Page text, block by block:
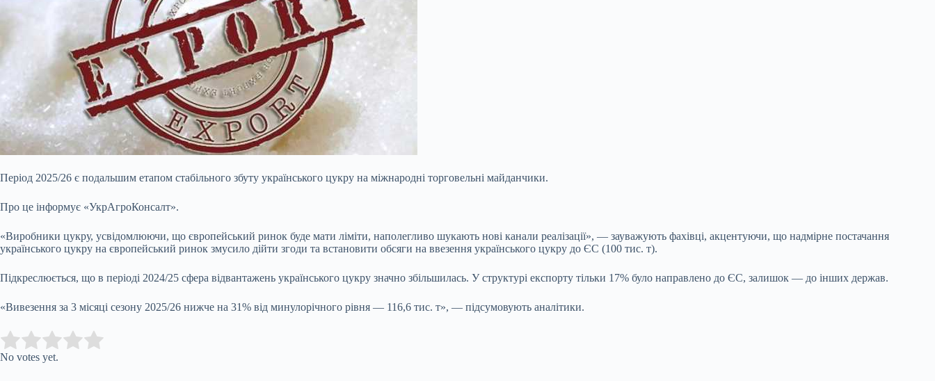
Період 2025/26 є подальшим етапом стабільного збуту українського цукру на міжнародні торговельні майданчики.
Про це інформує «УкрАгроКонсалт».
«Виробники цукру, усвідомлюючи, що європейський ринок буде мати ліміти, наполегливо шукають нові канали реалізації», — зауважують фахівці, акцентуючи, що надмірне постачання
українського цукру на європейський ринок змусило дійти згоди та встановити обсяги на ввезення українського цукру до ЄС (100 тис. т).
Підкреслюється, що в періоді 2024/25 сфера відвантажень українського цукру значно збільшилась. У структурі експорту тільки 17% було направлено до ЄС, залишок — до інших держав.
«Вивезення за 3 місяці сезону 2025/26 нижче на 31% від минулорічного рівня — 116,6 тис. т», — підсумовують аналітики.
Rate this item:
No votes yet.